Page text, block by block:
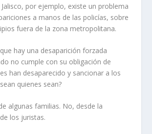
Jalisco, por ejemplo, existe un problema
a manos de las policías, sobre
fuera de la zona metropolitana.
hay una desaparición forzada
no cumple con su obligación de
han desaparecido y sancionar a los
quienes sean?
algunas familias. No, desde la
los juristas.